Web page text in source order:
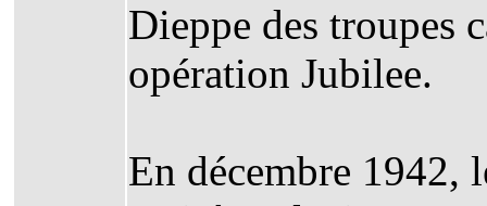
Dieppe des troupes
opération Jubilee.
En décembre 1942,